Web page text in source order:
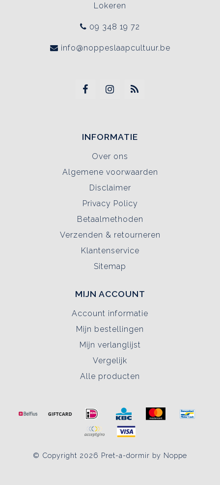
Lokeren
09 348 19 72
info@noppeslaapcultuur.be
INFORMATIE
Over ons
Algemene voorwaarden
Disclaimer
Privacy Policy
Betaalmethoden
Verzenden & retourneren
Klantenservice
Sitemap
MIJN ACCOUNT
Account informatie
Mijn bestellingen
Mijn verlanglijst
Vergelijk
Alle producten
© Copyright 2026 Pret-a-dormir by Noppe